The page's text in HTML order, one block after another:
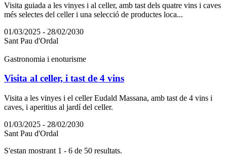
Visita guiada a les vinyes i al celler, amb tast dels quatre vins i caves
més selectes del celler i una selecció de productes loca...
01/03/2025 - 28/02/2030
Sant Pau d'Ordal
Gastronomia i enoturisme
Visita al celler, i tast de 4 vins
Visita a les vinyes i el celler Eudald Massana, amb tast de 4 vins i
caves, i aperitius al jardí del celler.
01/03/2025 - 28/02/2030
Sant Pau d'Ordal
S'estan mostrant 1 - 6 de 50 resultats.